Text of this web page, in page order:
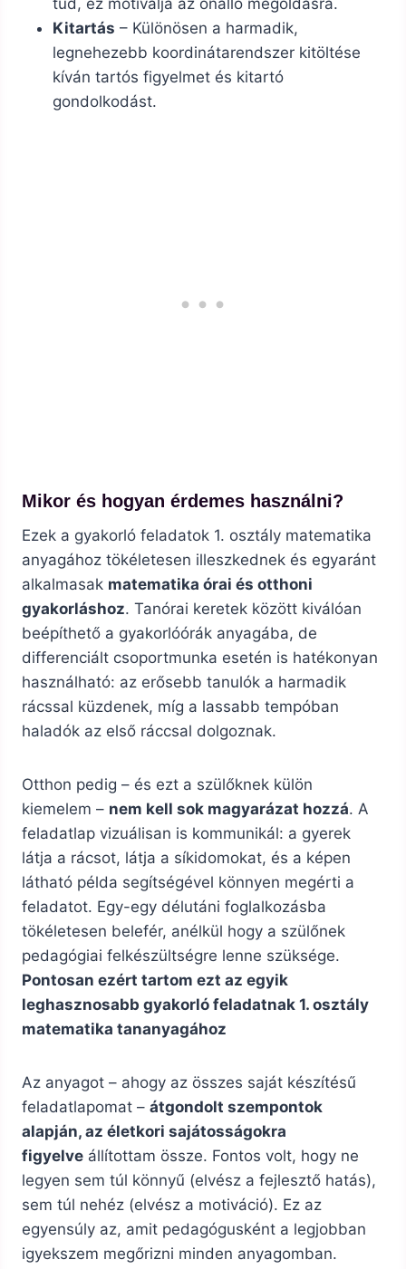
tud, ez motiválja az önálló megoldásra.
Kitartás – Különösen a harmadik,
legnehezebb koordinátarendszer kitöltése
kíván tartós figyelmet és kitartó
gondolkodást.
Mikor és hogyan érdemes használni?
Ezek a gyakorló feladatok 1. osztály matematika
anyagához tökéletesen illeszkednek és egyaránt
alkalmasak matematika órai és otthoni
gyakorláshoz. Tanórai keretek között kiválóan
beépíthető a gyakorlóórák anyagába, de
differenciált csoportmunka esetén is hatékonyan
használható: az erősebb tanulók a harmadik
rácssal küzdenek, míg a lassabb tempóban
haladók az első ráccsal dolgoznak.
Otthon pedig – és ezt a szülőknek külön
kiemelem – nem kell sok magyarázat hozzá. A
feladatlap vizuálisan is kommunikál: a gyerek
látja a rácsot, látja a síkidomokat, és a képen
látható példa segítségével könnyen megérti a
feladatot. Egy-egy délutáni foglalkozásba
tökéletesen belefér, anélkül hogy a szülőnek
pedagógiai felkészültségre lenne szüksége.
Pontosan ezért tartom ezt az egyik
leghasznosabb gyakorló feladatnak 1. osztály
matematika tananyagához
Az anyagot – ahogy az összes saját készítésű
feladatlapomat – átgondolt szempontok
alapján, az életkori sajátosságokra
figyelve állítottam össze. Fontos volt, hogy ne
legyen sem túl könnyű (elvész a fejlesztő hatás),
sem túl nehéz (elvész a motiváció). Ez az
egyensúly az, amit pedagógusként a legjobban
igyekszem megőrizni minden anyagomban.